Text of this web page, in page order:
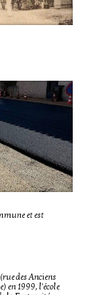
et est
des Anciens
en 1999, l'école